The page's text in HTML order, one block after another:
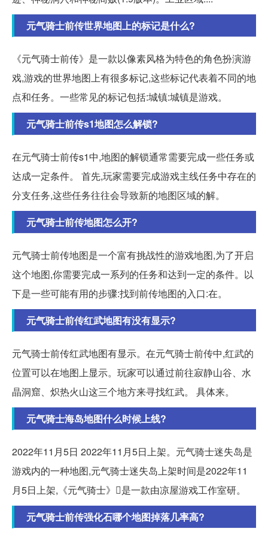
元气骑士前传世界地图上的标记是什么?
《元气骑士前传》是一款以像素风格为特色的角色扮演游
戏,游戏的世界地图上有很多标记,这些标记代表着不同的地
点和任务。一些常见的标记包括:城镇:城镇是游戏。
元气骑士前传s1地图怎么解锁?
在元气骑士前传s1中,地图的解锁通常需要完成一些任务或
达成一定条件。 首先,玩家需要完成游戏主线任务中存在的
分支任务,这些任务往往会导致新的地图区域的解。
元气骑士前传地图怎么开?
元气骑士前传地图是一个富有挑战性的游戏地图,为了开启
这个地图,你需要完成一系列的任务和达到一定的条件。以
下是一些可能有用的步骤:找到前传地图的入口:在。
元气骑士前传红武地图有没有显示?
元气骑士前传红武地图有显示。在元气骑士前传中,红武的
位置可以在地图上显示。玩家可以通过前往寂静山谷、水
晶洞窟、炽热火山这三个地方来寻找红武。 具体来。
元气骑士海岛地图什么时候上线?
2022年11月5日 2022年11月5日上架。元气骑士迷失岛是
游戏内的一种地图,元气骑士迷失岛上架时间是2022年11
月5日上架,《元气骑士》是一款由凉屋游戏工作室研。
元气骑士前传强化石哪个地图掉落几率高?